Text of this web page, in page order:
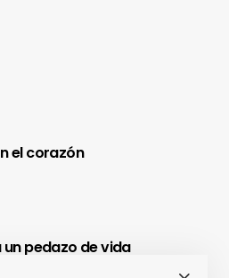
el corazón
un pedazo de vida